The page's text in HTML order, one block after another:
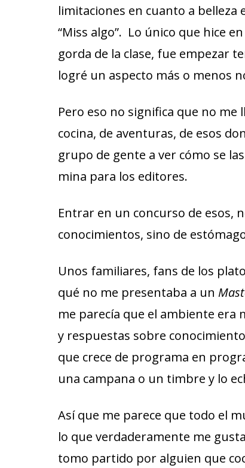
limitaciones en cuanto a
“Miss algo”. Lo único que hice
gorda de la clase, fue empezar
logré un aspecto más o menos
Pero eso no significa que no me
cocina, de aventuras, de esos
grupo de gente a ver cómo se
mina para los editores.
Entrar en un concurso de esos,
conocimientos, sino de
Unos familiares, fans de los
qué no me presentaba a un
me parecía que el ambiente
y respuestas sobre
que crece de programa en
una campana o un timbre y lo
Así que me parece que todo el
lo que verdaderamente me
tomo partido por alguien que